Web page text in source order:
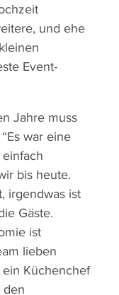
und ehe
Event-
Jahre muss
war eine
bis heute.
irgendwas ist
Gäste.
ist
lieben
Küchenchef